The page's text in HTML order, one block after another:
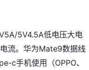
5V4.5A低电压大电
流。 华为Mate9数据线
c手机使用（OPPO、